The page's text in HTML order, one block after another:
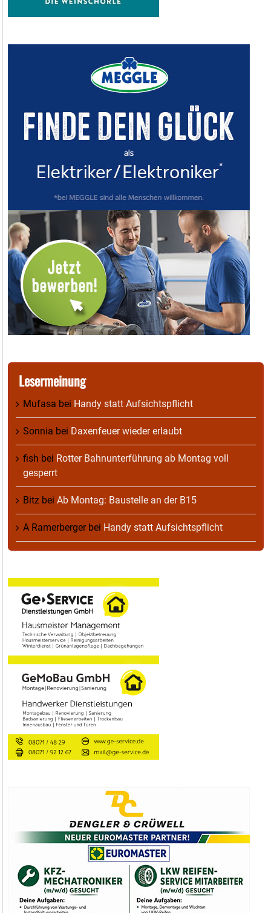
Lesermeinung
Mufasa bei Handy statt Aufsichtspflicht
Sonnia bei Daxenfeuer wieder erlaubt
fish bei Rotter Bahnunterführung ab Montag voll
gesperrt
Bitz bei Ab Montag: Baustelle an der B15
A Ramerbergerbei Handy statt Aufsichtspflicht